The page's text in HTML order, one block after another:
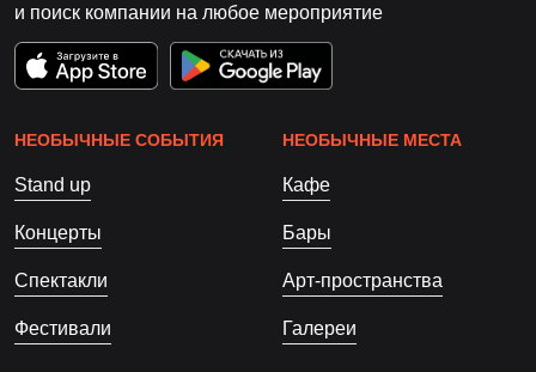
и поиск компании на любое мероприятие
НЕОБЫЧНЫЕ СОБЫТИЯ
Stand up
Концерты
Спектакли
Фестивали
НЕОБЫЧНЫЕ МЕСТА
Кафе
Бары
Арт-пространства
Галереи